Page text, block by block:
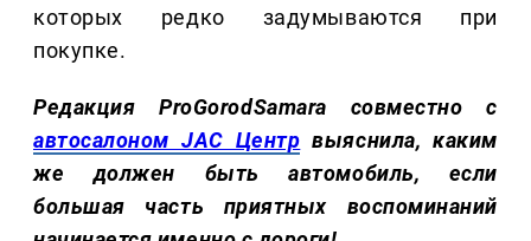
которых редко задумываются при
покупке.
Редакция ProGorodSamara совместно с
автосалоном JAC Центр выяснила, каким
же должен быть автомобиль, если
большая часть приятных воспоминаний